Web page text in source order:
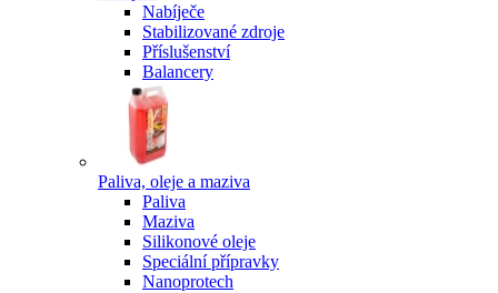
Nabíječe
Stabilizované zdroje
Příslušenství
Balancery
Paliva, oleje a maziva
Paliva
Maziva
Silikonové oleje
Speciální přípravky
Nanoprotech